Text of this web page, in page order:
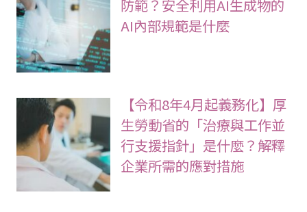
防範？安全利用AI生成物的
AI內部規範是什麼
【令和8年4月起義務化】厚
生勞動省的「治療與工作並
行支援指針」是什麼？解釋
企業所需的應對措施